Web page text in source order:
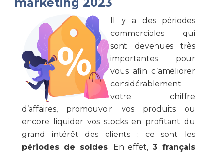
Il y a des périodes
commerciales qui
sont devenues très
importantes pour
vous afin d’améliorer
considérablement
votre chiffre
d’affaires, promouvoir vos produits ou
encore liquider vos stocks en profitant du
grand intérêt des clients : ce sont les
périodes de soldes. En effet,3 français